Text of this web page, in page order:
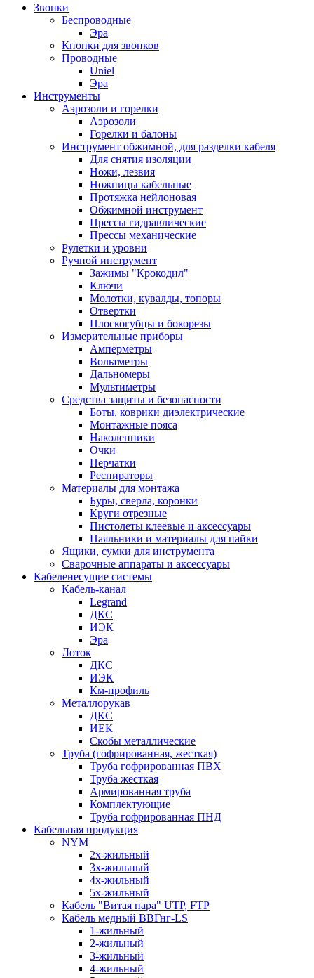
Звонки
Беспроводные
Эра
Кнопки для звонков
Проводные
Uniel
Эра
Инструменты
Аэрозоли и горелки
Аэрозоли
Горелки и балоны
Инструмент обжимной, для разделки кабеля
Для снятия изоляции
Ножи, лезвия
Ножницы кабельные
Протяжка нейлоновая
Обжимной инструмент
Прессы гидравлические
Прессы механические
Рулетки и уровни
Ручной инструмент
Зажимы "Крокодил"
Ключи
Молотки, кувалды, топоры
Отвертки
Плоскогубцы и бокорезы
Измерительные приборы
Амперметры
Вольтметры
Дальномеры
Мультиметры
Средства защиты и безопасности
Боты, коврики диэлектрические
Монтажные пояса
Наколенники
Очки
Перчатки
Респираторы
Материалы для монтажа
Буры, сверла, коронки
Круги отрезные
Пистолеты клеевые и аксессуары
Паяльники и материалы для пайки
Ящики, сумки для инструмента
Сварочные аппараты и аксессуары
Кабеленесущие системы
Кабель-канал
Legrand
ДКС
ИЭК
Эра
Лоток
ДКС
ИЭК
Км-профиль
Металлорукав
ДКС
ИЕК
Скобы металлические
Труба (гофрированная, жесткая)
Труба гофрированная ПВХ
Труба жесткая
Армированная труба
Комплектующие
Труба гофрированная ПНД
Кабельная продукция
NYM
2х-жильный
3х-жильный
4х-жильный
5х-жильный
Кабель "Витая пара" UTP, FTP
Кабель медный ВВГнг-LS
1-жильный
2-жильный
3-жильный
4-жильный